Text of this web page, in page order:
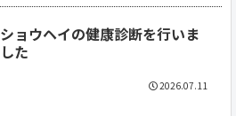
ショウヘイの健康診断を行いま
した
2026.07.11